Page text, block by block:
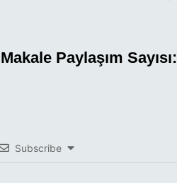
Makale Paylaşım Sayısı:
Subscribe